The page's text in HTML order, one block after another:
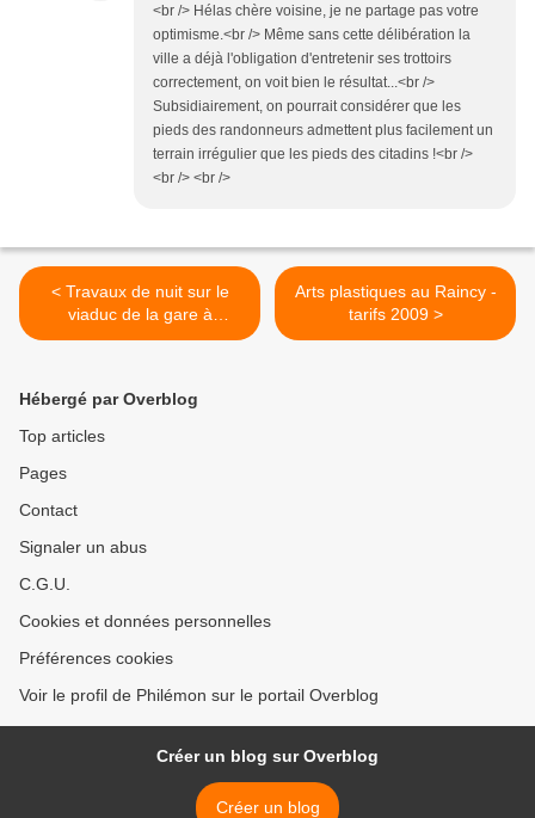
<br /> Hélas chère voisine, je ne partage pas votre
optimisme.<br /> Même sans cette délibération la
ville a déjà l'obligation d'entretenir ses trottoirs
correctement, on voit bien le résultat...<br />
Subsidiairement, on pourrait considérer que les
pieds des randonneurs admettent plus facilement un
terrain irrégulier que les pieds des citadins !<br />
<br /> <br />
< Travaux de nuit sur le
viaduc de la gare à
Villemomble
Arts plastiques au Raincy -
tarifs 2009 >
Hébergé par Overblog
Top articles
Pages
Contact
Signaler un abus
C.G.U.
Cookies et données personnelles
Préférences cookies
Voir le profil de Philémon sur le portail Overblog
Créer un blog sur Overblog
Créer un blog